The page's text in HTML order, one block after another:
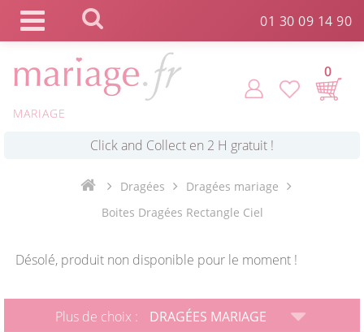
01 30 09 14 90
MARIAGE
0
Click and Collect en 2 H gratuit !
Dragées
Dragées mariage
Boites Dragées Rectangle Ciel
Désolé, produit non disponible pour le moment !
Plus de choix : DRAGÉES MARIAGE
Panneau de gestion des cookies